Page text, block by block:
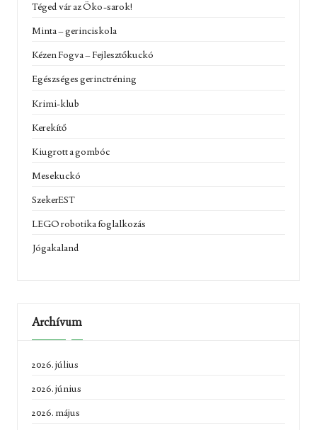
Téged vár az Öko-sarok!
Minta – gerinciskola
Kézen Fogva – Fejlesztőkuckó
Egészséges gerinctréning
Krimi-klub
Kerekítő
Kiugrott a gombóc
Mesekuckó
SzekerEST
LEGO robotika foglalkozás
Jógakaland
Archívum
2026. július
2026. június
2026. május